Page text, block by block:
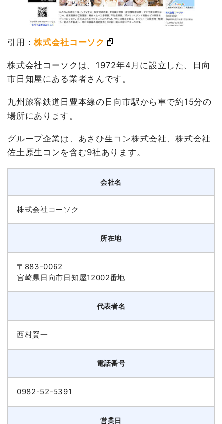
引用：株式会社コーソク
株式会社コーソクは、1972年4月に設立した、日向
市日知屋にある業者さんです。
九州旅客鉄道日豊本線の日向市駅から車で約15分の
場所にあります。
グループ企業は、あさひ生コン株式会社、株式会社
佐土原生コンを含む9社あります。
会社名
株式会社コーソク
所在地
〒883-0062
宮崎県日向市日知屋12002番地
代表者名
西村賢一
電話番号
0982-52-5391
営業日